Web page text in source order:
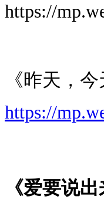
https://
《昨天，
https://
《爱要说